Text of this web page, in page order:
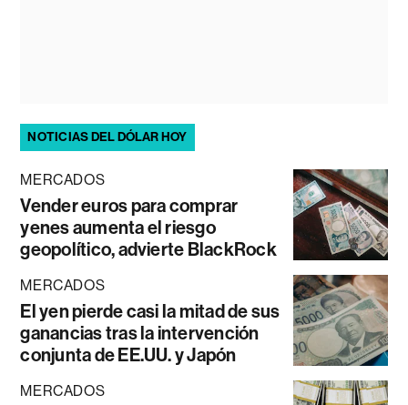
NOTICIAS DEL DÓLAR HOY
MERCADOS
Vender euros para comprar
yenes aumenta el riesgo
geopolítico, advierte BlackRock
MERCADOS
El yen pierde casi la mitad de sus
ganancias tras la intervención
conjunta de EE.UU. y Japón
MERCADOS